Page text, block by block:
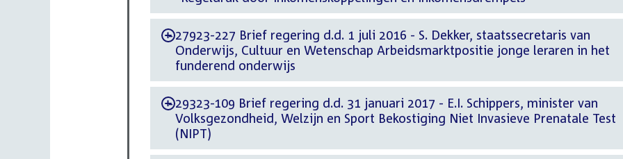
-27923-227 Brief regering d.d. 1 juli 2016 - S. Dekker, staatssecretaris van
Onderwijs, Cultuur en Wetenschap Arbeidsmarktpositie jonge leraren in het
funderend onderwijs
-29323-109 Brief regering d.d. 31 januari 2017 - E.I. Schippers, minister van
Volksgezondheid, Welzijn en Sport Bekostiging Niet Invasieve Prenatale Test
(NIPT)